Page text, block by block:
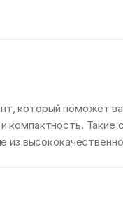
который поможет
Такие